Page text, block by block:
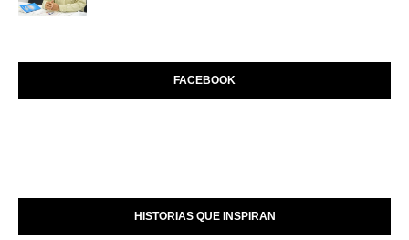
FACEBOOK
HISTORIAS QUE INSPIRAN